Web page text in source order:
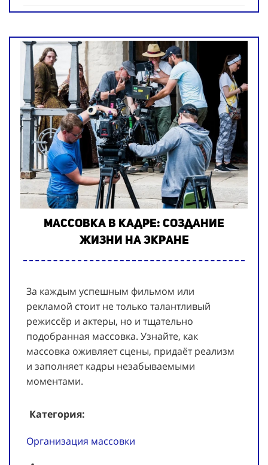
Массовка в кадре: создание
жизни на экране
За каждым успешным фильмом или
рекламой стоит не только талантливый
режиссёр и актеры, но и тщательно
подобранная массовка. Узнайте, как
массовка оживляет сцены, придаёт реализм
и заполняет кадры незабываемыми
моментами.
Категория:
Организация массовки